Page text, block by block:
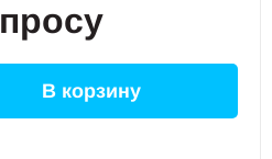
В корзину